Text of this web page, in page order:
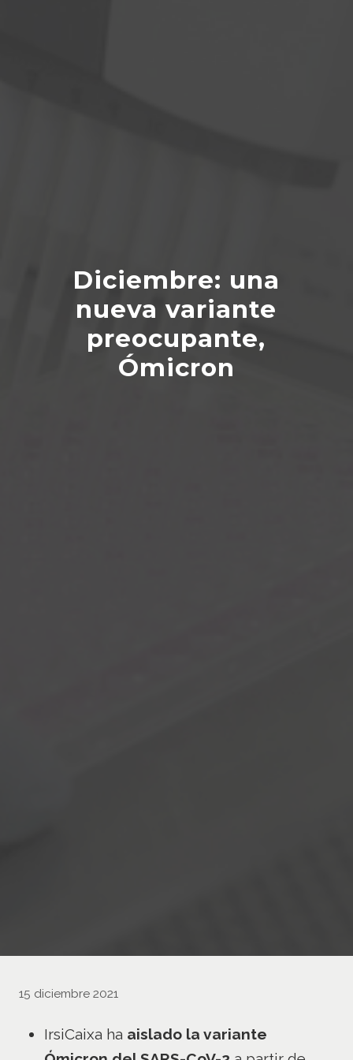
Diciembre: una
nueva variante
preocupante,
Ómicron
15 diciembre 2021
IrsiCaixa ha aislado la variante